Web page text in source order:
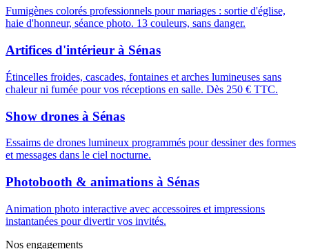
Fumigènes colorés professionnels pour mariages : sortie d'église,
haie d'honneur, séance photo. 13 couleurs, sans danger.
Artifices d'intérieur à Sénas
Étincelles froides, cascades, fontaines et arches lumineuses sans
chaleur ni fumée pour vos réceptions en salle. Dès 250 € TTC.
Show drones à Sénas
Essaims de drones lumineux programmés pour dessiner des formes
et messages dans le ciel nocturne.
Photobooth & animations à Sénas
Animation photo interactive avec accessoires et impressions
instantanées pour divertir vos invités.
Nos engagements